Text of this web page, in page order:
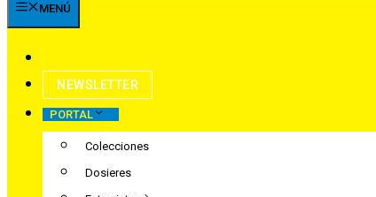
MENÚ
NEWSLETTER
PORTAL
Colecciones
Dosieres